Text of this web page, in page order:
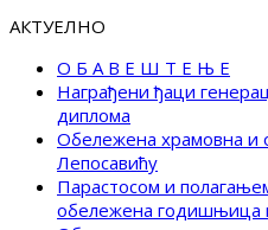
АКТУЕЛНО
О Б А В Е Ш Т Е Њ Е
Награђени ђаци
диплома
Обележена храмовна и
Лепосавићу
Парастосом и
обележена годишњица